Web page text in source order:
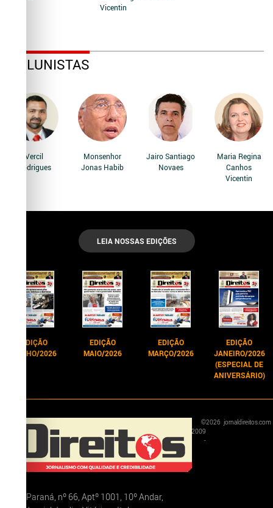
Vicentin
COLUNISTAS
Vercil
Rodrigues
Monsenhor
Jonas Habib
Jairo Santiago
Novaes
Maria Regina
Canhos
Vicentin
LEIA NOSSAS EDIÇÕES
EDIÇÃO
JUNHO/2026
EDIÇÃO
MAIO/2026
EDIÇÃO
MARÇO/2026
EDIÇÃO
JANEIRO/2026
(ESPECIAL DE
ANIVERSÁRIO)
Rua Paraná, nº 66, Aptº 1001, 10º Andar,
©
2009
-
2026 jornaldireitos.com